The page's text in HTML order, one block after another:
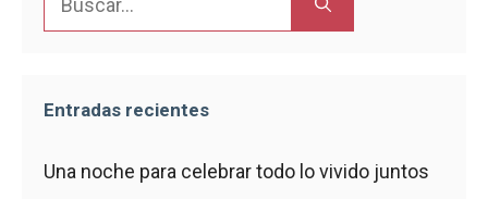
Entradas recientes
Una noche para celebrar todo lo vivido juntos